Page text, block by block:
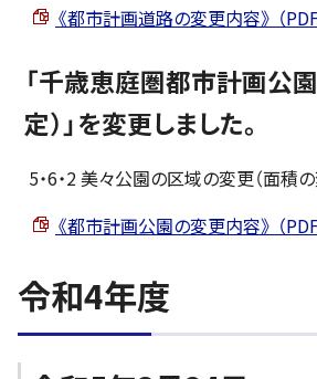
《都市計画道路の変更内容》 （
「千歳恵庭圏都市計画公
定）」を変更しました。
5・6・2 美々公園の区域の変更（面積の
《都市計画公園の変更内容》 （
令和4年度